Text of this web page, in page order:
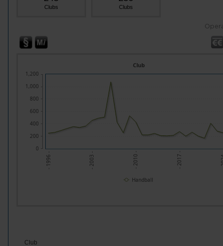
Clubs Clubs
- 1996 - - 2003 - - 2010 - - 2017 - -
Club
0
200
400
600
800
1,000
1,200
Handball
Club